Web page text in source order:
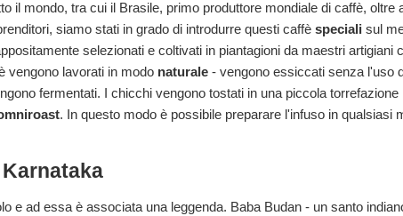
il mondo, tra cui il Brasile, primo produttore mondiale di caffè,
siamo stati in grado di introdurre questi caffè speciali sul
selezionati e coltivati in piantagioni da maestri
vengono lavorati in modo naturale - vengono essiccati senza l'uso
fermentati. I chicchi vengono tostati in una piccola
. In questo modo è possibile preparare l'infuso in
e ad essa è associata una leggenda. Baba Budan - un santo